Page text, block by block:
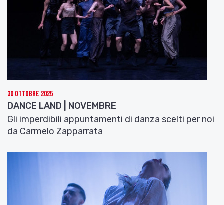
30 Ottobre 2025
DANCE LAND | NOVEMBRE
Gli imperdibili appuntamenti di danza scelti per noi
da Carmelo Zapparrata